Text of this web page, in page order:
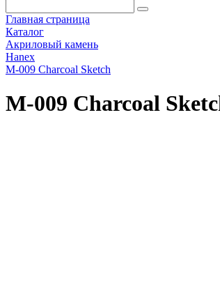
Главная страница
Каталог
Акриловый камень
Hanex
M-009 Charcoal Sketch
M-009 Charcoal